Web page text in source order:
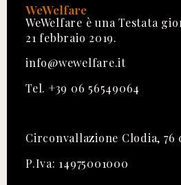
WeWelfare
WeWelfare è una Testata
21 febbraio 2019.
info@wewelfare.it
Tel. +39 06 56549064
Circonvallazione Clodia, 76
P.Iva: 14975001000